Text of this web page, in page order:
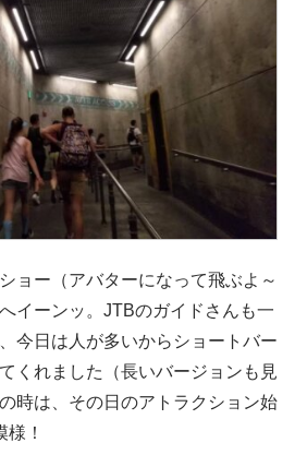
ョー（アバターになって飛ぶよ～
イーンッ。JTBのガイドさんも一
今日は人が多いからショートバー
くれました（長いバージョンも見
時は、その日のアトラクション始
！